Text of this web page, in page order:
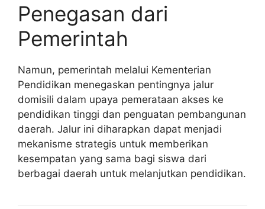
Penegasan dari
Pemerintah
Namun, pemerintah melalui Kementerian
Pendidikan menegaskan pentingnya jalur
domisili dalam upaya pemerataan akses ke
pendidikan tinggi dan penguatan pembangunan
daerah. Jalur ini diharapkan dapat menjadi
mekanisme strategis untuk memberikan
kesempatan yang sama bagi siswa dari
berbagai daerah untuk melanjutkan pendidikan.